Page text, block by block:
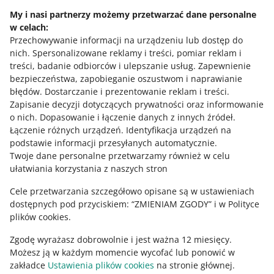
My i nasi partnerzy możemy przetwarzać dane personalne
w celach:
Przechowywanie informacji na urządzeniu lub dostęp do
nich. Spersonalizowane reklamy i treści, pomiar reklam i
treści, badanie odbiorców i ulepszanie usług. Zapewnienie
bezpieczeństwa, zapobieganie oszustwom i naprawianie
błędów. Dostarczanie i prezentowanie reklam i treści.
Zapisanie decyzji dotyczących prywatności oraz informowanie
o nich. Dopasowanie i łączenie danych z innych źródeł.
Łączenie różnych urządzeń. Identyfikacja urządzeń na
podstawie informacji przesyłanych automatycznie.
Twoje dane personalne przetwarzamy również w celu
ułatwiania korzystania z naszych stron
Cele przetwarzania szczegółowo opisane są w ustawieniach
dostępnych pod przyciskiem: “ZMIENIAM ZGODY” i w Polityce
plików cookies.
Zgodę wyrażasz dobrowolnie i jest ważna 12 miesięcy.
Możesz ją w każdym momencie wycofać lub ponowić w
zakładce Ustawienia plików cookies na stronie głównej.
czyli czas, w którym przekażesz paczkę kurierowi lub
zaniesiesz ją do punktu odbioru/automatu paczkowego –
w tym przypadku zwykle do 24 godzin. Natomiast w
szczegółach dostawy dla poszczególnych przewoźników
wyświetlamy informację o przewidywanym czasie
dostawy – czyli informację o tym, kiedy paczka będzie u
klienta lub w punkcie odbioru/automacie paczkowym.
Dostawa za 8 dni wynika więc z czasu przewozu po
stronie przewoźnika – w tym przykładzie oznacza to, że
potrzebuje on 7 dni na dostarczenie przesyłki.
jeszcze 6 dni. Pomimo to na stronie mojej oferty
w sekcji Dostawa kupujący widzą informację o
tym, że wysyłam zamówienia w ciągu 24 godzin.
Czy informacja na stronie oferty jest
prawidłowa?
Tak, informacja o czasie wysyłki na stronie Twojej oferty
jest prawidłowa. Gdy klient przejdzie do szczegółów
dostawy, zobaczy przewidywany czas dostawy – na
przykład za 10 dni. Uwzględnia on 6 dni do końca
licytacji oraz czas, który potrzebuje przewoźnik, aby
dostarczyć paczkę.
Potrzebujesz pomocy?
SKONTAKTUJ SIĘ Z NAMI